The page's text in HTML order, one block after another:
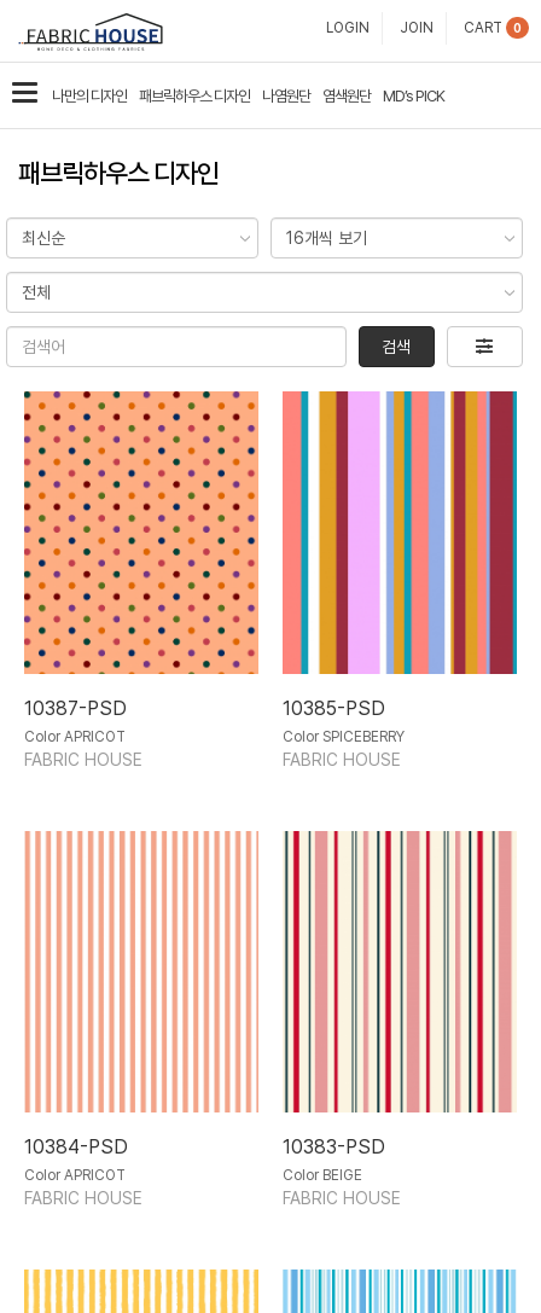
패
브
릭
하
우
스
LOGIN JOIN CART 0
카
테
고
나만의 디자인 패브릭하우스 디자인 나염원단 염색원단 MD’s PICK
패브릭하우스 디자인
검색
10387-PSD
Color APRICOT
FABRIC HOUSE
10385-PSD
Color SPICEBERRY
FABRIC HOUSE
10384-PSD
Color APRICOT
FABRIC HOUSE
10383-PSD
Color BEIGE
FABRIC HOUSE